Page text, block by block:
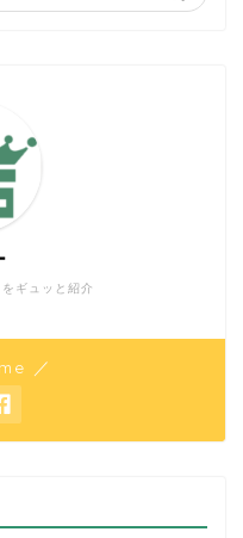
ギュッと紹介
／